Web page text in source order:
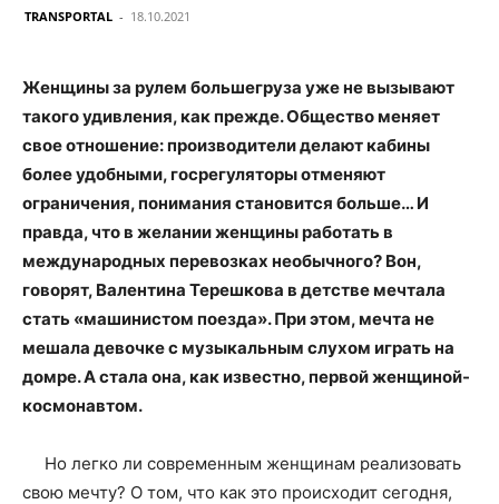
TRANSPORTAL - 18.10.2021
Женщины за рулем большегруза уже не вызывают
такого удивления, как прежде. Общество меняет
свое отношение: производители делают кабины
более удобными, госрегуляторы отменяют
ограничения, понимания становится больше… И
правда, что в желании женщины работать в
международных перевозках необычного? Вон,
говорят, Валентина Терешкова в детстве мечтала
стать «машинистом поезда». При этом, мечта не
мешала девочке с музыкальным слухом играть на
домре. А стала она, как известно, первой женщиной-
космонавтом.
Но легко ли современным женщинам реализовать
свою мечту? О том, что как это происходит сегодня,